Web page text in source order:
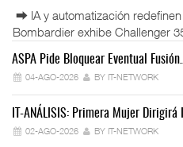
⮕ IA y automatización
Bombardier exhibe Challenger
ASPA Pide Bloquear Eventual Fusión…
04-AGO-2026 BY IT-NETWORK
IT-ANÁLISIS: Primera Mujer Dirigirá
02-AGO-2026 BY IT-NETWORK